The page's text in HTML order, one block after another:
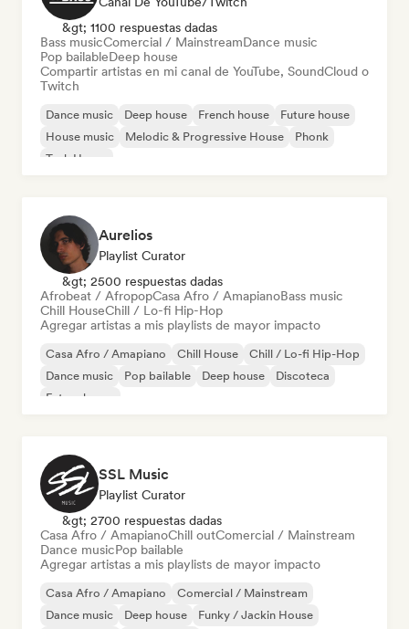
&gt; 1100 respuestas dadas
Bass musicComercial / MainstreamDance music
Pop bailableDeep house
Compartir artistas en mi canal de YouTube, SoundCloud o
Twitch
Dance music Deep house French house
Future house
House music
Melodic & Progressive House
Phonk
Tech House
Aurelios
Playlist Curator
&gt; 2500 respuestas dadas
Afrobeat / AfropopCasa Afro / AmapianoBass music
Chill HouseChill / Lo-fi Hip-Hop
Agregar artistas a mis playlists de mayor impacto
Casa Afro / Amapiano Chill House
Chill / Lo-fi Hip-Hop
Dance music
Pop bailable Deep house
Discoteca
Future house
SSL Music
Playlist Curator
&gt; 2700 respuestas dadas
Casa Afro / AmapianoChill outComercial / Mainstream
Dance musicPop bailable
Agregar artistas a mis playlists de mayor impacto
Casa Afro / Amapiano
Comercial / Mainstream
Dance music
Deep house
Funky / Jackin House